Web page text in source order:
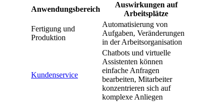
Anwendungsbereich
Auswirkungen auf
Arbeitsplätze
Fertigung und
Produktion
Automatisierung von
Aufgaben, Veränderungen
in der Arbeitsorganisation
Kundenservice
Chatbots und virtuelle
Assistenten können
einfache Anfragen
bearbeiten, Mitarbeiter
konzentrieren sich auf
komplexe Anliegen